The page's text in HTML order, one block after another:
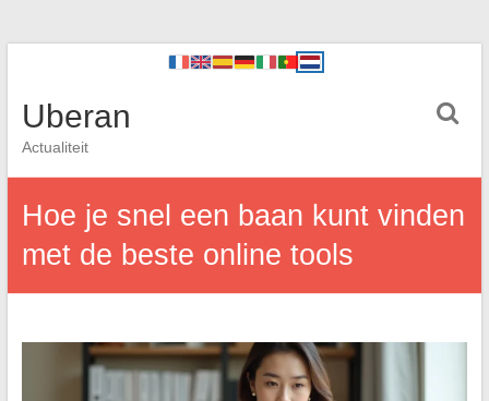
Uberan
Actualiteit
Hoe je snel een baan kunt vinden
met de beste online tools